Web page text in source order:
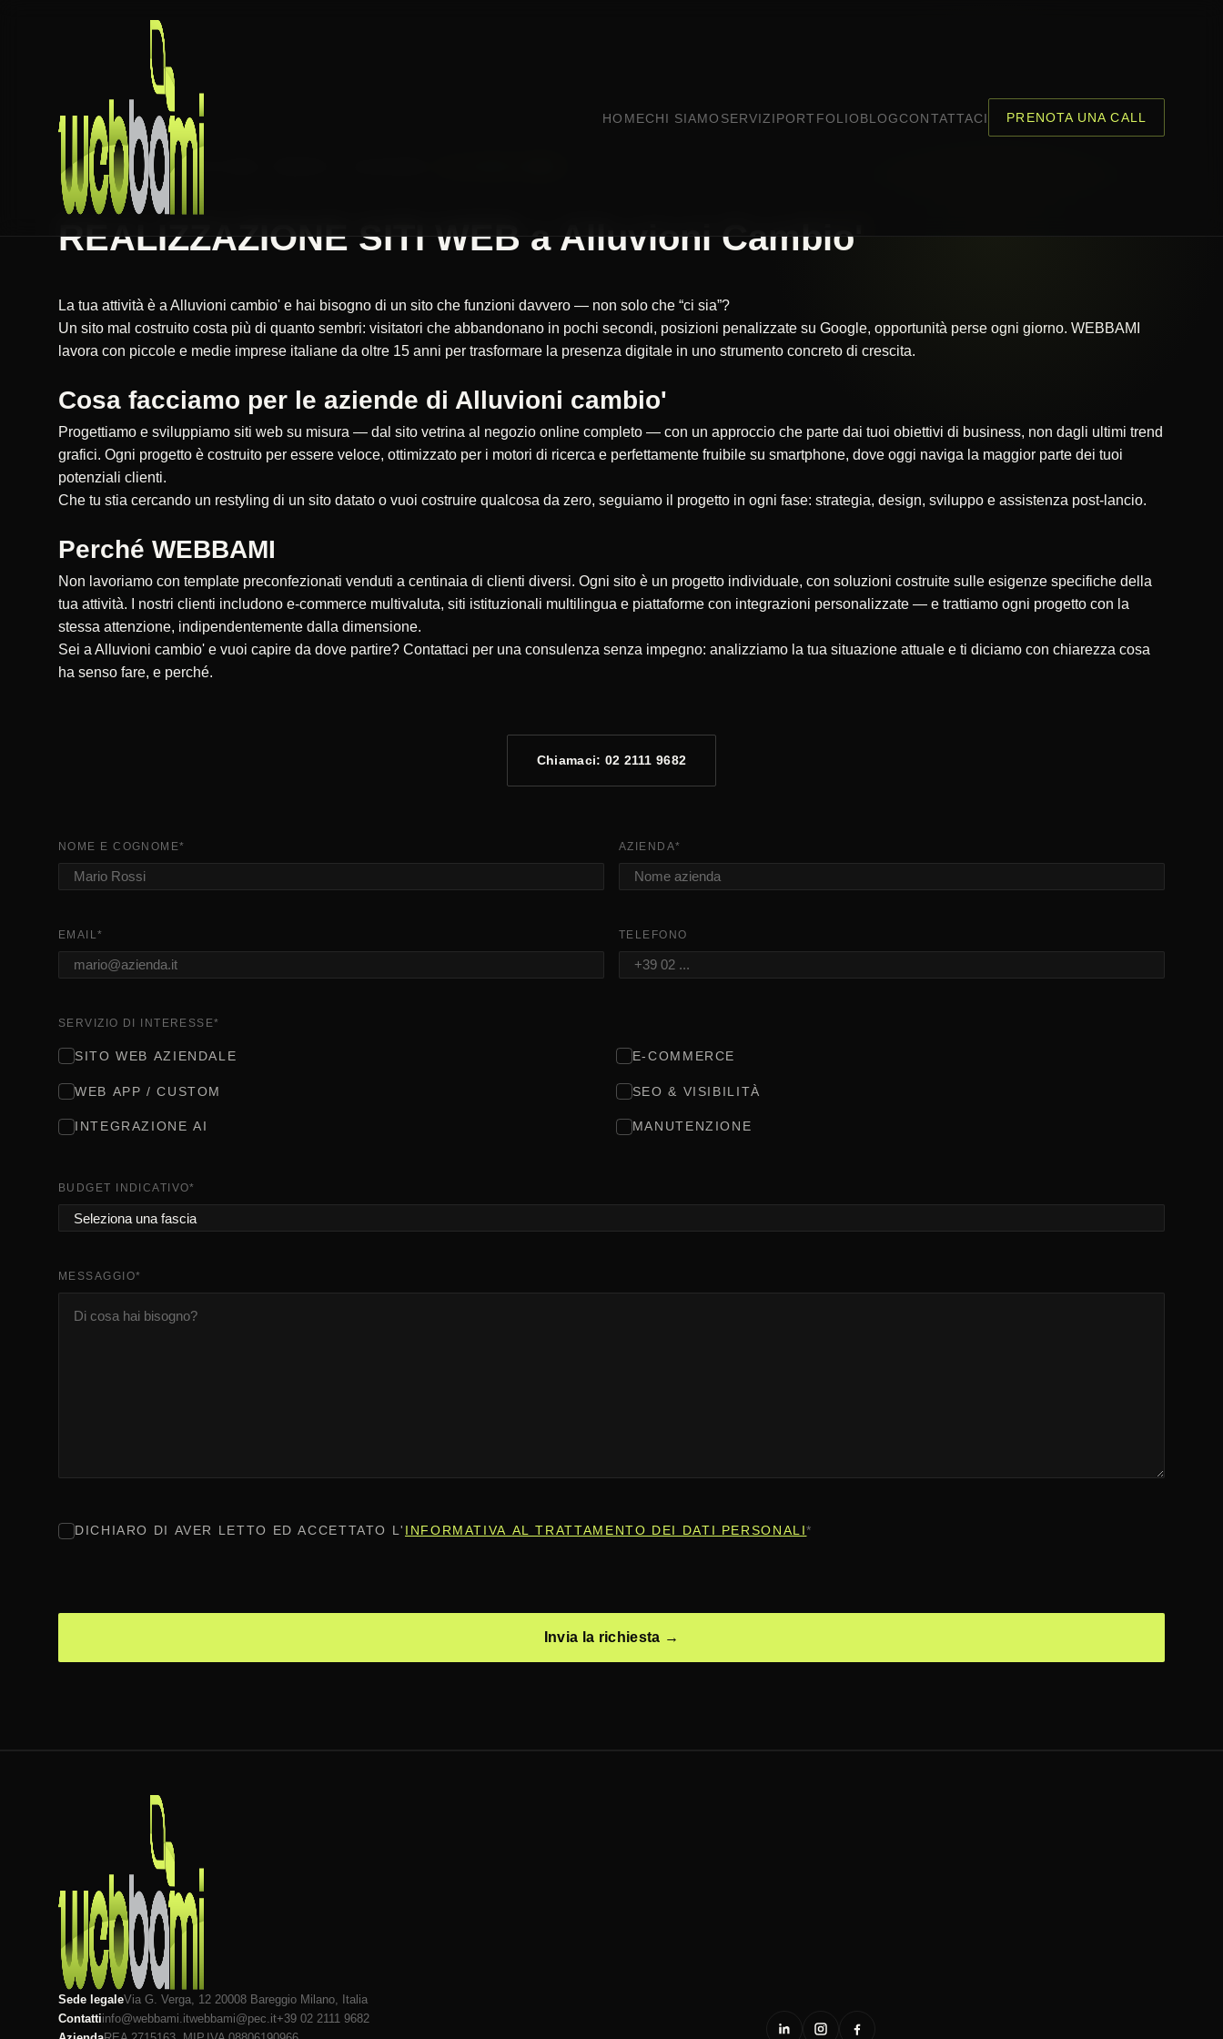
HOMECHI SIAMO SERVIZI PORTFOLIO BLOGCONTATTACI PRENOTA UNA CALL
HOME REALIZZAZIONE SITI WEB
REALIZZAZIONE SITI WEB a Alluvioni Cambio'
La tua attività è a Alluvioni cambio' e hai bisogno di un sito che funzioni davvero — non solo che “ci sia”?
Un sito mal costruito costa più di quanto sembri: visitatori che abbandonano in pochi secondi, posizioni penalizzate su Google, opportunità perse ogni giorno. WEBBAMI
lavora con piccole e medie imprese italiane da oltre 15 anni per trasformare la presenza digitale in uno strumento concreto di crescita.
Cosa facciamo per le aziende di Alluvioni cambio'
Progettiamo e sviluppiamo siti web su misura — dal sito vetrina al negozio online completo — con un approccio che parte dai tuoi obiettivi di business, non dagli ultimi trend
grafici. Ogni progetto è costruito per essere veloce, ottimizzato per i motori di ricerca e perfettamente fruibile su smartphone, dove oggi naviga la maggior parte dei tuoi
potenziali clienti.
Che tu stia cercando un restyling di un sito datato o vuoi costruire qualcosa da zero, seguiamo il progetto in ogni fase: strategia, design, sviluppo e assistenza post-lancio.
Perché WEBBAMI
Non lavoriamo con template preconfezionati venduti a centinaia di clienti diversi. Ogni sito è un progetto individuale, con soluzioni costruite sulle esigenze specifiche della
tua attività. I nostri clienti includono e-commerce multivaluta, siti istituzionali multilingua e piattaforme con integrazioni personalizzate — e trattiamo ogni progetto con la
stessa attenzione, indipendentemente dalla dimensione.
Sei a Alluvioni cambio' e vuoi capire da dove partire? Contattaci per una consulenza senza impegno: analizziamo la tua situazione attuale e ti diciamo con chiarezza cosa
ha senso fare, e perché.
Chiamaci: 02 2111 9682
NOME E COGNOME* AZIENDA*
EMAIL* TELEFONO
SERVIZIO DI INTERESSE*
SITO WEB AZIENDALE E-COMMERCE
WEB APP / CUSTOM SEO & VISIBILITÀ
INTEGRAZIONE AI MANUTENZIONE
BUDGET INDICATIVO*
MESSAGGIO*
CONSENSO*
DICHIARO DI AVER LETTO ED ACCETTATO L' INFORMATIVA AL TRATTAMENTO DEI DATI PERSONALI*
Sede legaleVia G. Verga, 12 20008 Bareggio Milano , Italia
Contattiinfo@webbami.itwebbami@pec.it+39 02 2111 9682